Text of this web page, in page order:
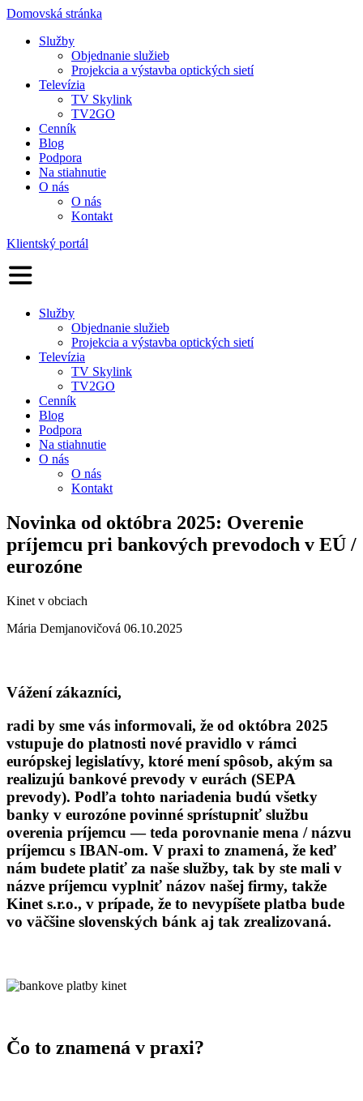
Domovská stránka
Služby
Objednanie služieb
Projekcia a výstavba optických sietí
Televízia
TV Skylink
TV2GO
Cenník
Blog
Podpora
Na stiahnutie
O nás
O nás
Kontakt
Klientský portál
Služby
Objednanie služieb
Projekcia a výstavba optických sietí
Televízia
TV Skylink
TV2GO
Cenník
Blog
Podpora
Na stiahnutie
O nás
O nás
Kontakt
Novinka od októbra 2025: Overenie
príjemcu pri bankových prevodoch v EÚ /
eurozóne
Kinet v obciach
Mária Demjanovičová 06.10.2025
Vážení zákazníci,
radi by sme vás informovali, že od októbra 2025
vstupuje do platnosti nové pravidlo v rámci
európskej legislatívy, ktoré mení spôsob, akým sa
realizujú bankové prevody v eurách (SEPA
prevody). Podľa tohto nariadenia budú všetky
banky v eurozóne povinné sprístupniť službu
overenia príjemcu — teda porovnanie mena / názvu
príjemcu s IBAN-om. V praxi to znamená, že keď
nám budete platiť za naše služby, tak by ste mali v
názve príjemcu vyplniť názov našej firmy, takže
Kinet s.r.o., v prípade, že to nevypíšete platba bude
vo väčšine slovenských bánk aj tak zrealizovaná.
Čo to znamená v praxi?